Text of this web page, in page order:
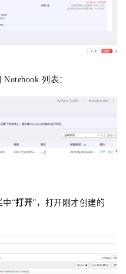
Notebook 列表 ：
中“打开”，打开刚才创建的